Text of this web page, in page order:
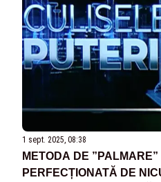
1 sept. 2025, 08:38
METODA DE
PERFECȚIONATĂ DE